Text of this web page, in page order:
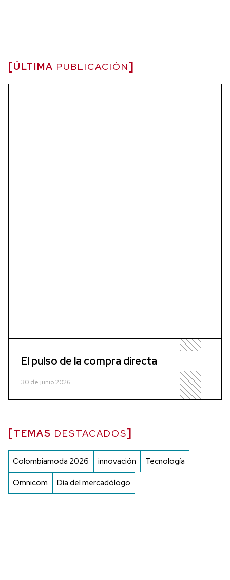
ÚLTIMA PUBLICACIÓN
El pulso de la compra directa
30 de junio 2026
TEMAS DESTACADOS
Colombiamoda 2026 innovación Tecnología
Omnicom Día del mercadólogo